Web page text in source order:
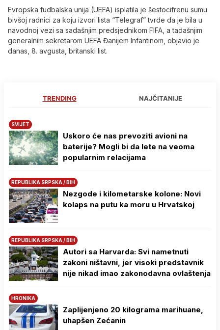
Evropska fudbalska unija (UEFA) isplatila je šestocifrenu sumu
bivšoj radnici za koju izvori lista “Telegraf” tvrde da je bila u
navodnoj vezi sa sadašnjim predsjednikom FIFA, a tadašnjim
generalnim sekretarom UEFA Đanijem Infantinom, objavio je
danas, 8. avgusta, britanski list.
TRENDING NAJČITANIJE
SVIJET
Uskoro će nas prevoziti avioni na
baterije? Mogli bi da lete na veoma
popularnim relacijama
REPUBLIKA SRPSKA / BIH
Nezgode i kilometarske kolone: Novi
kolaps na putu ka moru u Hrvatskoj
REPUBLIKA SRPSKA / BIH
Autori sa Harvarda: Svi nametnuti
zakoni ništavni, jer visoki predstavnik
nije nikad imao zakonodavna ovlaštenja
HRONIKA
Zaplijenjeno 20 kilograma marihuane,
uhapšen Zećanin